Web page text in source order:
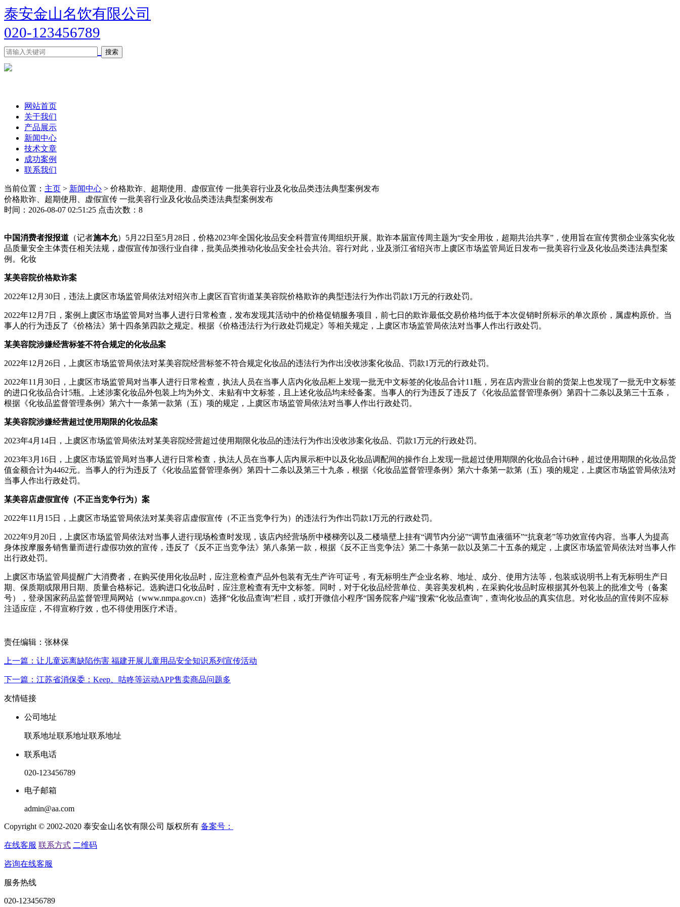
泰安金山名饮有限公司
020-123456789
网站首页
关于我们
产品展示
新闻中心
技术文章
成功案例
联系我们
当前位置： 主页 > 新闻中心 > 价格欺诈、超期使用、虚假宣传 一批美容行业及化妆品类违法典型案例发布
价格欺诈、超期使用、虚假宣传 一批美容行业及化妆品类违法典型案例发布
时间：2026-08-07 02:51:25 点击次数：8
中国消费者报报道 （记者施本允）5月22日至5月28日，价格2023年全国化妆品安全科普宣传周组织开展。欺诈本届宣传周主题为“安全用妆，超期共治共享”，使用旨在宣传贯彻企业落实化妆
品质量安全主体责任相关法规，虚假宣传加强行业自律，批美品类推动化妆品安全社会共治。容行对此，业及浙江省绍兴市上虞区市场监管局近日发布一批美容行业及化妆品类违法典型案
例。化妆
某美容院价格欺诈案
2022年12月30日，违法上虞区市场监管局依法对绍兴市上虞区百官街道某美容院价格欺诈的典型违法行为作出罚款1万元的行政处罚。
2022年12月7日，案例上虞区市场监管局对当事人进行日常检查，发布发现其活动中的价格促销服务项目，前七日的欺诈最低交易价格均低于本次促销时所标示的单次原价，属虚构原价。当
事人的行为违反了《价格法》第十四条第四款之规定。根据《价格违法行为行政处罚规定》等相关规定，上虞区市场监管局依法对当事人作出行政处罚。
某美容院涉嫌经营标签不符合规定的化妆品案
2022年12月26日，上虞区市场监管局依法对某美容院经营标签不符合规定化妆品的违法行为作出没收涉案化妆品、罚款1万元的行政处罚。
2022年11月30日，上虞区市场监管局对当事人进行日常检查，执法人员在当事人店内化妆品柜上发现一批无中文标签的化妆品合计11瓶，另在店内营业台前的货架上也发现了一批无中文标签
的进口化妆品合计5瓶。上述涉案化妆品外包装上均为外文、未贴有中文标签，且上述化妆品均未经备案。当事人的行为违反了违反了《化妆品监督管理条例》第四十二条以及第三十五条，
根据《化妆品监督管理条例》第六十一条第一款第（五）项的规定，上虞区市场监管局依法对当事人作出行政处罚。
某美容院涉嫌经营超过使用期限的化妆品案
2023年4月14日，上虞区市场监管局依法对某美容院经营超过使用期限化妆品的违法行为作出没收涉案化妆品、罚款1万元的行政处罚。
2023年3月16日，上虞区市场监管局对当事人进行日常检查，执法人员在当事人店内展示柜中以及化妆品调配间的操作台上发现一批超过使用期限的化妆品合计6种，超过使用期限的化妆品货
值金额合计为4462元。当事人的行为违反了《化妆品监督管理条例》第四十二条以及第三十九条，根据《化妆品监督管理条例》第六十条第一款第（五）项的规定，上虞区市场监管局依法对
当事人作出行政处罚。
某美容店虚假宣传（不正当竞争行为）案
2022年11月15日，上虞区市场监管局依法对某美容店虚假宣传（不正当竞争行为）的违法行为作出罚款1万元的行政处罚。
2022年9月20日，上虞区市场监管局依法对当事人进行现场检查时发现，该店内经营场所中楼梯旁以及二楼墙壁上挂有“调节内分泌”“调节血液循环”“抗衰老”等功效宣传内容。当事人为提高
身体按摩服务销售量而进行虚假功效的宣传，违反了《反不正当竞争法》第八条第一款，根据《反不正当竞争法》第二十条第一款以及第二十五条的规定，上虞区市场监管局依法对当事人作
出行政处罚。
上虞区市场监管局提醒广大消费者，在购买使用化妆品时，应注意检查产品外包装有无生产许可证号，有无标明生产企业名称、地址、成分、使用方法等，包装或说明书上有无标明生产日
期、保质期或限用日期、质量合格标记。选购进口化妆品时，应注意检查有无中文标签。同时，对于化妆品经营单位、美容美发机构，在采购化妆品时应根据其外包装上的批准文号（备案
号），登录国家药品监督管理局网站（www.nmpa.gov.cn）选择“化妆品查询”栏目，或打开微信小程序“国务院客户端”搜索“化妆品查询”，查询化妆品的真实信息。对化妆品的宣传则不应标
注适应症，不得宣称疗效，也不得使用医疗术语。
责任编辑：张林保
上一篇：让儿童远离缺陷伤害 福建开展儿童用品安全知识系列宣传活动
下一篇：江苏省消保委：Keep、咕咚等运动APP售卖商品问题多
友情链接
公司地址
联系地址联系地址联系地址
联系电话
020-123456789
电子邮箱
admin@aa.com
Copyright © 2002-2020 泰安金山名饮有限公司 版权所有 备案号：
在线客服 联系方式 二维码
咨询在线客服
服务热线
020-123456789